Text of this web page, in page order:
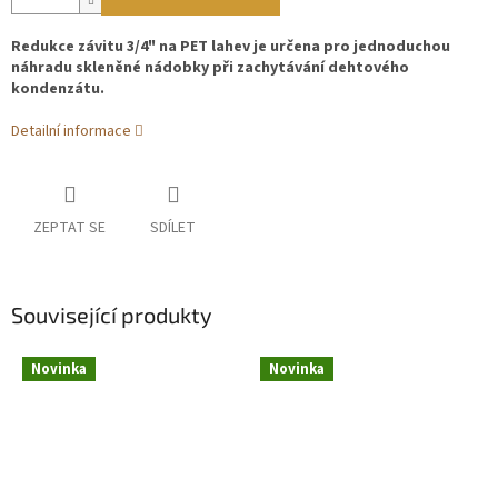
Redukce závitu 3/4" na PET lahev je určena pro jednoduchou
náhradu skleněné nádobky při zachytávání dehtového
kondenzátu.
Detailní informace
ZEPTAT SE SDÍLET
Související produkty
Novinka Novinka